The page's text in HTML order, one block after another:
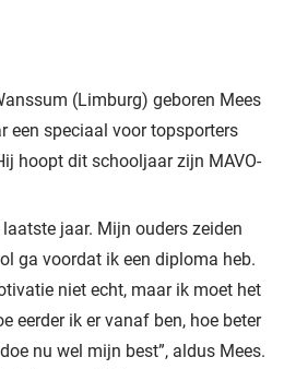
(Limburg) geboren Mees
een speciaal voor topsporters
hoopt dit schooljaar zijn MAVO-
jaar. Mijn ouders zeiden
ga voordat ik een diploma heb.
niet echt, maar ik moet het
eerder ik er vanaf ben, hoe beter
nu wel mijn best”, aldus Mees.